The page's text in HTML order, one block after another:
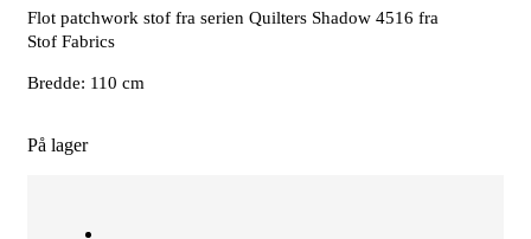
Flot patchwork stof fra serien Quilters Shadow 4516 fra
Stof Fabrics
Bredde: 110 cm
På lager